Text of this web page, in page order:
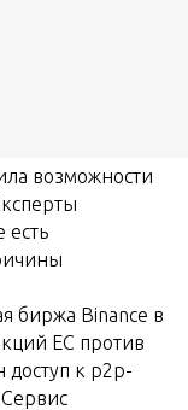
возможности
есть
биржа Binance в
ЕС против
доступ к p2p-